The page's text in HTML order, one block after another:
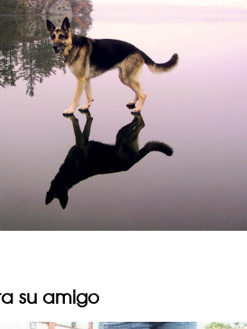
su amigo